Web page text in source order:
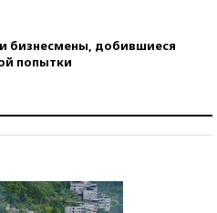
бизнесмены, добившиеся
попытки